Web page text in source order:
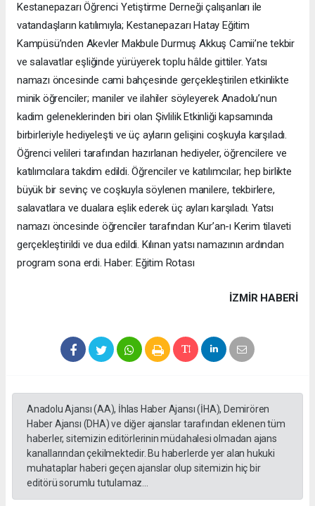
Kestanepazarı Öğrenci Yetiştirme Derneği çalışanları ile
vatandaşların katılımıyla; Kestanepazarı Hatay Eğitim
Kampüsü’nden Akevler Makbule Durmuş Akkuş Camii’ne tekbir
ve salavatlar eşliğinde yürüyerek toplu hâlde gittiler. Yatsı
namazı öncesinde cami bahçesinde gerçekleştirilen etkinlikte
minik öğrenciler; maniler ve ilahiler söyleyerek Anadolu’nun
kadim geleneklerinden biri olan Şivlilik Etkinliği kapsamında
birbirleriyle hediyeleşti ve üç ayların gelişini coşkuyla karşıladı.
Öğrenci velileri tarafından hazırlanan hediyeler, öğrencilere ve
katılımcılara takdim edildi. Öğrenciler ve katılımcılar; hep birlikte
büyük bir sevinç ve coşkuyla söylenen manilere, tekbirlere,
salavatlara ve dualara eşlik ederek üç ayları karşıladı. Yatsı
namazı öncesinde öğrenciler tarafından Kur’an-ı Kerim tilaveti
gerçekleştirildi ve dua edildi. Kılınan yatsı namazının ardından
program sona erdi. Haber: Eğitim Rotası
İZMIR HABERİ
Anadolu Ajansı (AA), İhlas Haber Ajansı (İHA), Demirören
Haber Ajansı (DHA) ve diğer ajanslar tarafından eklenen tüm
haberler, sitemizin editörlerinin müdahalesi olmadan ajans
kanallarından çekilmektedir. Bu haberlerde yer alan hukuki
muhataplar haberi geçen ajanslar olup sitemizin hiç bir
editörü sorumlu tutulamaz...